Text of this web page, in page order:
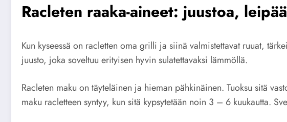
Racleten raaka-aineet: juustoa,
Kun kyseessä on racletten oma grilli ja siinä valmistettavat ruuat,
juusto, joka soveltuu erityisen hyvin sulatettavaksi lämmöllä.
Racleten maku on täyteläinen ja hieman pähkinäinen. Tuoksu sitä
maku racletteen syntyy, kun sitä kypsytetään noin 3 – 6 kuukautta.